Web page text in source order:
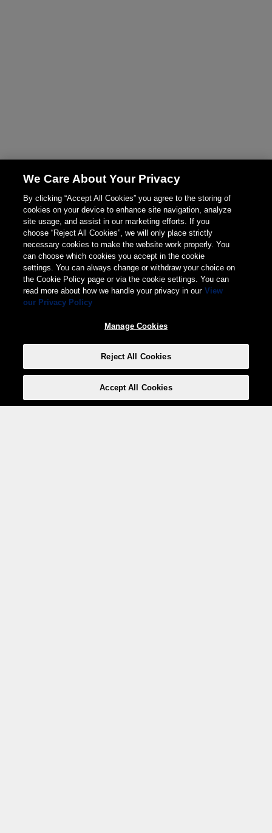
We Care About Your Privacy
By clicking “Accept All Cookies” you agree to the storing of
cookies on your device to enhance site navigation, analyze
site usage, and assist in our marketing efforts. If you
choose “Reject All Cookies”, we will only place strictly
necessary cookies to make the website work properly. You
can choose which cookies you accept in the cookie
settings. You can always change or withdraw your choice on
the Cookie Policy page or via the cookie settings. You can
read more about how we handle your privacy in our View
our Privacy Policy
Manage Cookies
Reject All Cookies
Accept All Cookies